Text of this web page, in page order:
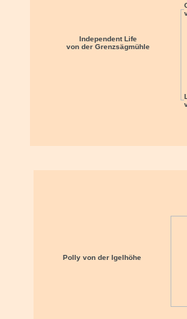
Independent Life
von der Grenzsägmühle
Polly von der Igelhöhe